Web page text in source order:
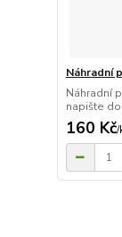
Náhradní
Náhradní
napište
160 Kč/